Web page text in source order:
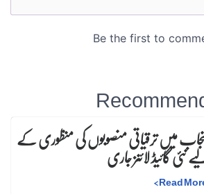
میں ترقیاتی منصوبوں کی منظوری کے
نئی گائیڈ لائنز جاری
Read
>